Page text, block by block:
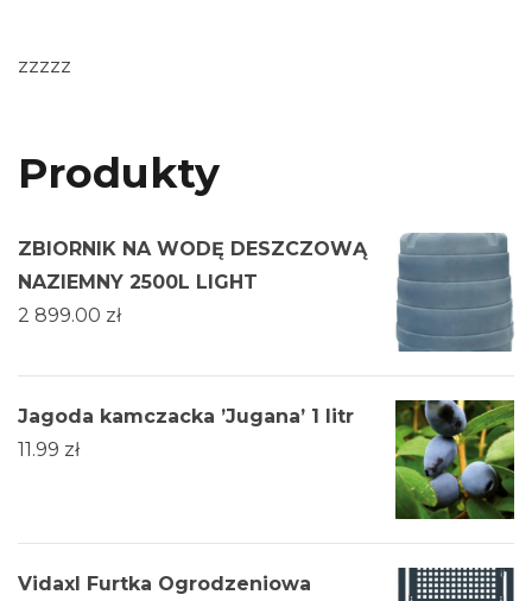
zzzzz
Produkty
ZBIORNIK NA WODĘ DESZCZOWĄ
NAZIEMNY 2500L LIGHT
2 899.00 zł
Jagoda kamczacka ’Jugana’ 1 litr
11.99 zł
Vidaxl Furtka Ogrodzeniowa